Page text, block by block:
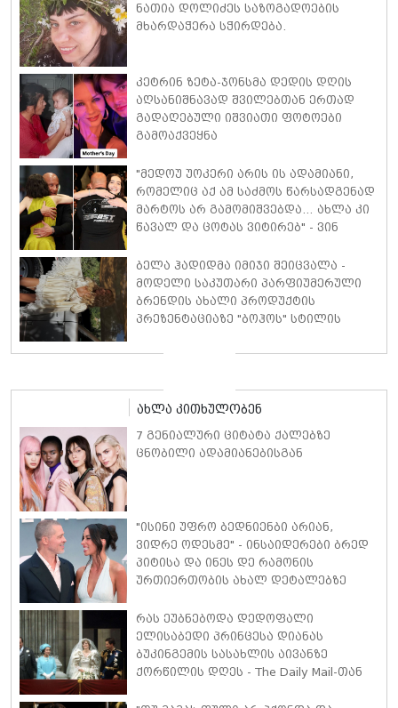
ნათია დოლიძეს საზოგადოების
მხარდაჭერა სჭირდება.
კეტრინ ზეტა-ჯონსმა დედის დღის
აღსანიშნავად შვილებთან ერთად
გადაღებული იშვიათი ფოტოები
გამოაქვეყნა
"მედოუ უოკერი არის ის ადამიანი,
რომელიც აქ ამ საძმოს წარსადგენად
მარტოს არ გამომიშვებდა… ახლა კი
წავალ და ცოტას ვიტირებ" - ვინ
პოლ უოკერის ქალიშვილს ემოციური
სიტყვებით მიმართავს
ბელა ჰადიდმა იმიჯი შეიცვალა -
მოდელი საკუთარი პარფიუმერული
ბრენდის ახალი პროდუქტის
პრეზენტაციაზე "ბოჰოს" სტილის
მინიკაბით გამოჩნდა
ახლა კითხულობენ
7 გენიალური ციტატა ქალებზე
ცნობილი ადამიანებისგან
"ისინი უფრო ბედნიენბი არიან,
ვიდრე ოდესმე" - ინსაიდერები ბრედ
პიტისა და ინეს დე რამონის
ურთიერთობის ახალ დეტალებზე
რას ეუბნებოდა დედოფალი
ელისაბედი პრინცესა დიანას
ბუკინგემის სასახლის აივანზე
ქორწილის დღეს - The Daily Mail-თან